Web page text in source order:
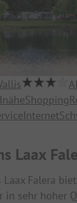
Shopping
Internet
Laax
Falera
in sehr hoher